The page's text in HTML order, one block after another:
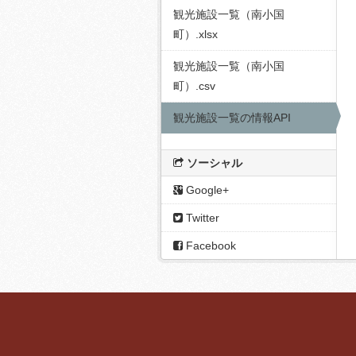
観光施設一覧（南小国
町）.xlsx
観光施設一覧（南小国
町）.csv
観光施設一覧の情報API
ソーシャル
Google+
Twitter
Facebook